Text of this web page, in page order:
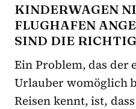
KINDERWAGEN
FLUGHAFEN
SIND DIE
Ein Problem, das der
Urlauber womöglich
Reisen kennt, ist,